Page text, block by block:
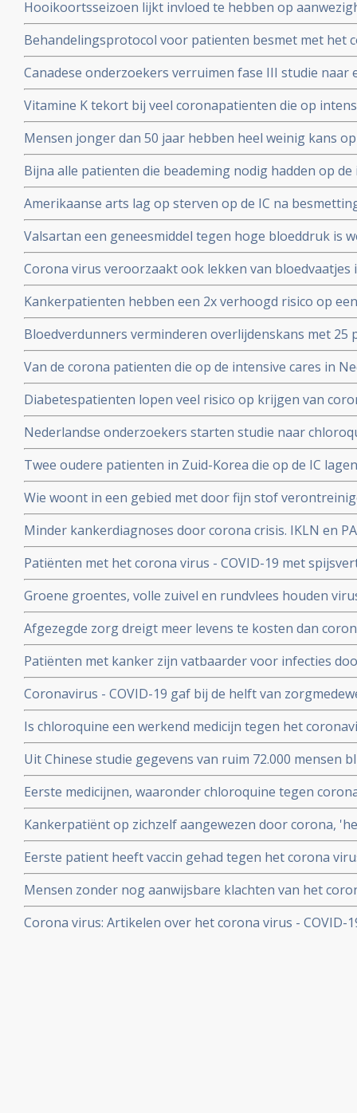
Hooikoortsseizoen lijkt invloed te hebben op
virus (COVID-19) blijkt uit studie van Erasmus MC
Behandelingsprotocol voor patienten besmet met het
combinatie van corticosteroïden, hoge dosis
bloedverdunners blijkt succesvolle aanpak
Canadese onderzoekers verruimen fase III studie
dosis vitamine C bij sepsis met opnemen van patienten
studieprotocol
Vitamine K tekort bij veel coronapatienten die op
en beademing nodig hadden blijkt uit Nederlands
Mensen jonger dan 50 jaar hebben heel weinig kans
met het coronavirus, blijkt uit onderzoek van de
Bijna alle patienten die beademing nodig hadden op
Yorkse ziekenhuizen overleden (88 procent).
waren de belangrijkste factoren
Amerikaanse arts lag op sterven op de IC na
infusen met hoge dosis vitamine C redde zijn leven
Valsartan een geneesmiddel tegen hoge bloeddruk is
het corona virus. Nederlandse onderzoekers aan de
gerandomiseerd onderzoek. ]
Corona virus veroorzaakt ook lekken van
de ACE2-receptoren en maakt dit corona virus nog
onderzoekers aan de Radboud universiteit
Kankerpatienten hebben een 2x verhoogd risico op
virus blijkt uit studie in Wujang. Waarschijnlijk doordat
Bloedverdunners verminderen overlijdenskans met
corona virus die een SOHA score - sepsis-
hadden bij opname op de Intensive Care
Van de corona patienten die op de intensive cares in
32 procent mensen met ernstig overgewicht en
Diabetespatienten lopen veel risico op krijgen van
eerste Nederlandse onderzoek onder 100 patienten.
Nederlandse onderzoekers starten studie naar
patienten die besmet zijn met het coronavirus - COVID-
Twee oudere patienten in Zuid-Korea die op de IC
corona virus door bloedplasma behandeling van
Wie woont in een gebied met door fijn stof
groter risico op overlijden aan corona virus in
zuiverder lucht
Minder kankerdiagnoses door corona crisis. IKLN en
effecten op langere termijn schrijven zij in een brief.
Patiënten met het corona virus - COVID-19 met
slechtere prognose om te overleven dan patiënten
Groene groentes, volle zuivel en rundvlees houden
blijkt uit studie van kinderarts Ellen van der Gaag. En
virus (COVID-19)
Afgezegde zorg dreigt meer levens te kosten dan
van Gupta Strategists, een adviesbureau gericht op de
Patiënten met kanker zijn vatbaarder voor infecties
(beenmergonderdrukking) veroorzaakt door hun
overleden daardoor relatief meer kankerpatienten
Coronavirus - COVID-19 gaf bij de helft van
verkoudheid en geen koorts en zij bleven gewoon
onderzoek bij 86 zorgmedewerkers
Is chloroquine een werkend medicijn tegen het
wel op. Hier een paar studies
Uit Chinese studie gegevens van ruim 72.000 mensen
mensen besmet met het corona virus - Covid-19
herstelt
Eerste medicijnen, waaronder chloroquine tegen
uitstekend te werken. 80 procent minder virus in bloed,
onderzoekers
Kankerpatiënt op zichzelf aangewezen door corona,
NOS in een artikel
Eerste patient heeft vaccin gehad tegen het corona
Mensen zonder nog aanwijsbare klachten van het
besmet blijken het corona virus ook en zelfs nog
dan mensen met al wel aanwijsbare klachten
Corona virus: Artikelen over het corona virus - COVID-